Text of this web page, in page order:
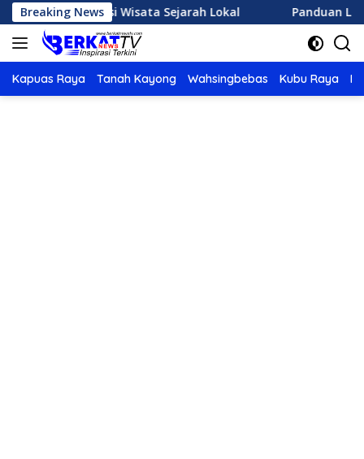
Langsung
ke
konten
Breaking News
Destinasi Wisata Sejarah Lokal Panduan Lengkap
Kapuas Raya Tanah Kayong Wahsingbebas Kubu Raya